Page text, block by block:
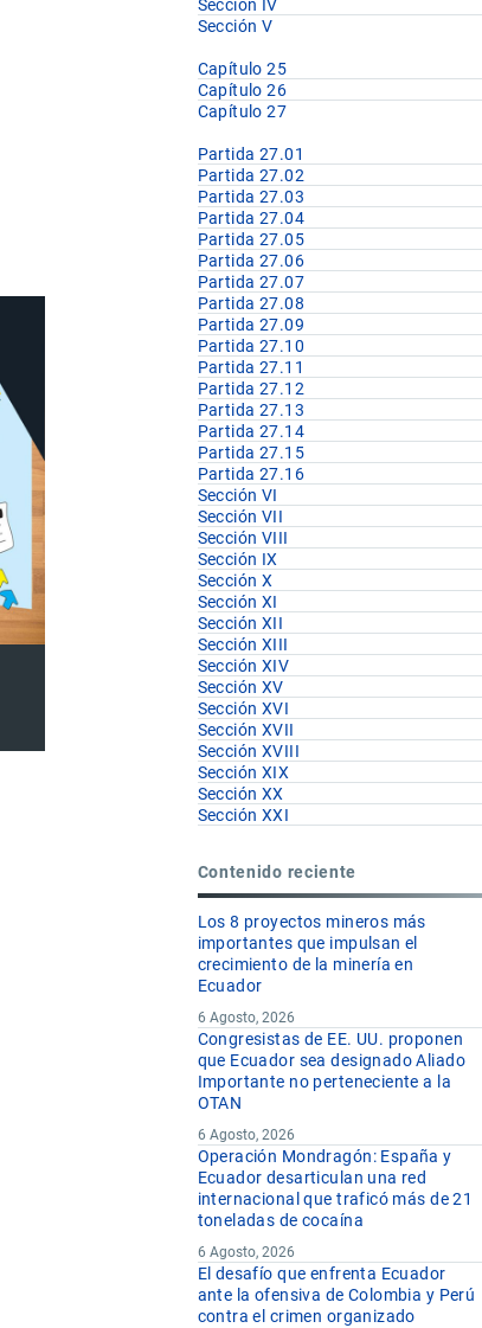
Sección IV
Sección V
Capítulo 25
Capítulo 26
Capítulo 27
Partida 27.01
Partida 27.02
Partida 27.03
Partida 27.04
Partida 27.05
Partida 27.06
Partida 27.07
Partida 27.08
Partida 27.09
Partida 27.10
Partida 27.11
Partida 27.12
Partida 27.13
Partida 27.14
Partida 27.15
Partida 27.16
Sección VI
Sección VII
Sección VIII
Sección IX
Sección X
Sección XI
Sección XII
Sección XIII
Sección XIV
Sección XV
Sección XVI
Sección XVII
Sección XVIII
Sección XIX
Sección XX
Sección XXI
Contenido reciente
Los 8 proyectos mineros más
importantes que impulsan el
crecimiento de la minería en
Ecuador
6 Agosto, 2026
Congresistas de EE. UU. proponen
que Ecuador sea designado Aliado
Importante no perteneciente a la
OTAN
6 Agosto, 2026
Operación Mondragón: España y
Ecuador desarticulan una red
internacional que traficó más de 21
toneladas de cocaína
6 Agosto, 2026
El desafío que enfrenta Ecuador
ante la ofensiva de Colombia y Perú
contra el crimen organizado